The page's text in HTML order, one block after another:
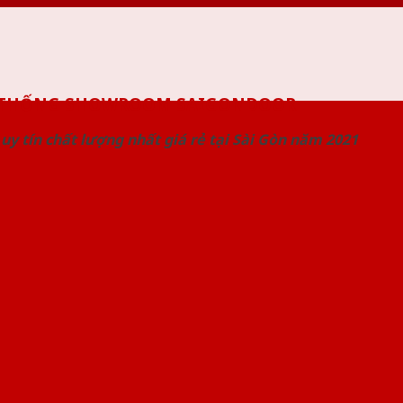
SHOWROOM SAIGONDOOR
tín chất lượng nhất giá rẻ tại Sài Gòn năm 2021